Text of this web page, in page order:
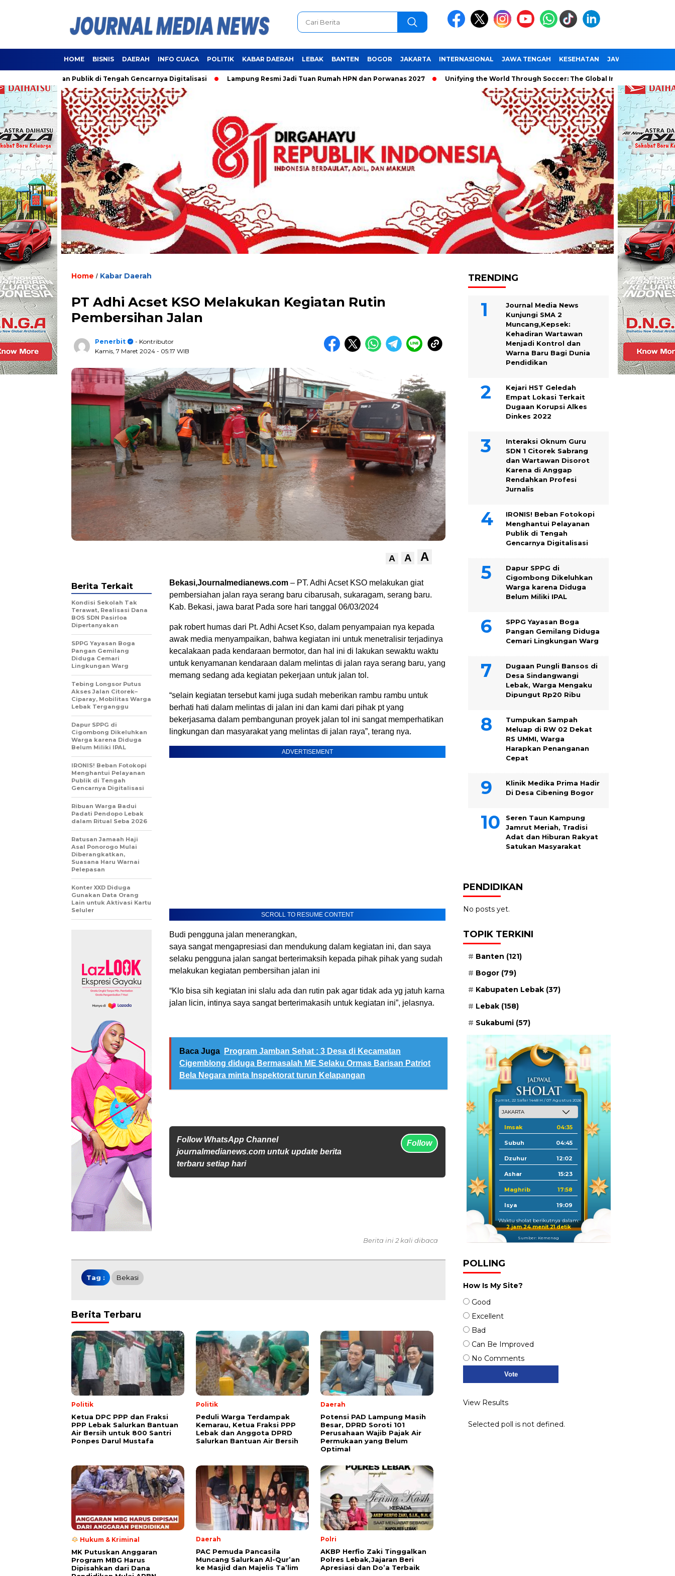
HOME BISNIS DAERAH INFO CUACA POLITIK KABAR DAERAH LEBAK BANTEN BOGOR JAKARTA INTERNASIONAL JAWA TENGAH KESEHATAN JAWA TIMUR
Publik di Tengah Gencarnya Digitalisasi Lampung Resmi Jadi Tuan Rumah HPN dan Porwanas 2027 Unifying the World Through Soccer: The Global Impact of the World Cup
Home / Kabar Daerah
PT Adhi Acset KSO Melakukan Kegiatan Rutin
Pembersihan Jalan
Penerbit
- Kontributor
Kamis, 7 Maret 2024 - 05:17 WIB
A A A
Bekasi,Journalmedianews.com – PT. Adhi Acset KSO melakukan giat
pembersiahan jalan raya serang baru cibarusah, sukaragam, serang baru.
Kab. Bekasi, jawa barat Pada sore hari tanggal 06/03/2024
pak robert humas dari Pt. Adhi Acset Kso, dalam penyampaian nya kepada
awak media menyampaikan, bahwa kegiatan ini untuk menetralisir terjadinya
kecalakaan pada kendaraan bermotor, dan hal ini di lakukan sewaktu waktu
untuk kenyamanan kendaraan dalam melintas di jalan raya serang baru, yang
memang sedang ada kegiatan pekerjaan untuk jalan tol.
“selain kegiatan tersebut kami juga sudah meberikan rambu rambu untuk
berhati hati dalam melintas di jalan ini dan kami dari pihak pt yang
bekerjasama dalam pembangunan proyek jalan tol ini sangat memperhatikan
lingkungan dan masyarakat yang melintas di jalan raya”, terang nya.
ADVERTISEMENT
SCROLL TO RESUME CONTENT
Budi pengguna jalan menerangkan,
saya sangat mengapresiasi dan mendukung dalam kegiatan ini, dan saya
selaku pengguna jalan sangat berterimaksih kepada pihak pihak yang sudah
melakukan kegiatan pembersihan jalan ini
“Klo bisa sih kegiatan ini slalu ada dan rutin pak agar tidak ada yg jatuh karna
jalan licin, intinya saya sangat berterimakasih untuk kegiatan ini”, jelasnya.
Baca Juga
Program Jamban Sehat : 3 Desa di Kecamatan
Cigemblong diduga Bermasalah ME Selaku Ormas Barisan Patriot
Bela Negara minta Inspektorat turun Kelapangan
Follow WhatsApp Channel
journalmedianews.com untuk update berita
terbaru setiap hari
Follow
Berita Terkait
Kondisi Sekolah Tak
Terawat, Realisasi Dana
BOS SDN Pasirloa
Dipertanyakan
SPPG Yayasan Boga
Pangan Gemilang
Diduga Cemari
Lingkungan Warg
Tebing Longsor Putus
Akses Jalan Citorek–
Ciparay, Mobilitas Warga
Lebak Terganggu
Dapur SPPG di
Cigombong Dikeluhkan
Warga karena Diduga
Belum Miliki IPAL
IRONIS! Beban Fotokopi
Menghantui Pelayanan
Publik di Tengah
Gencarnya Digitalisasi
Ribuan Warga Badui
Padati Pendopo Lebak
dalam Ritual Seba 2026
Ratusan Jamaah Haji
Asal Ponorogo Mulai
Diberangkatkan,
Suasana Haru Warnai
Pelepasan
Konter XXD Diduga
Gunakan Data Orang
Lain untuk Aktivasi Kartu
Seluler
Berita ini 2 kali dibaca
Tag : Bekasi
Berita Terbaru
Politik
Ketua DPC PPP dan Fraksi
PPP Lebak Salurkan Bantuan
Air Bersih untuk 800 Santri
Ponpes Darul Mustafa
Politik
Peduli Warga Terdampak
Kemarau, Ketua Fraksi PPP
Lebak dan Anggota DPRD
Salurkan Bantuan Air Bersih
Daerah
Potensi PAD Lampung Masih
Besar, DPRD Soroti 101
Perusahaan Wajib Pajak Air
Permukaan yang Belum
Optimal
Hukum & Kriminal
MK Putuskan Anggaran
Program MBG Harus
Dipisahkan dari Dana
Daerah
PAC Pemuda Pancasila
Muncang Salurkan Al-Qur’an
ke Masjid dan Majelis Ta’lim
Polri
AKBP Herfio Zaki Tinggalkan
Polres Lebak,Jajaran Beri
Apresiasi dan Do’a Terbaik
TRENDING
Journal Media News
Kunjungi SMA 2
Muncang,Kepsek:
Kehadiran Wartawan
Menjadi Kontrol dan
Warna Baru Bagi Dunia
Pendidikan
Kejari HST Geledah
Empat Lokasi Terkait
Dugaan Korupsi Alkes
Dinkes 2022
Interaksi Oknum Guru
SDN 1 Citorek Sabrang
dan Wartawan Disorot
Karena di Anggap
Rendahkan Profesi
Jurnalis
IRONIS! Beban Fotokopi
Menghantui Pelayanan
Publik di Tengah
Gencarnya Digitalisasi
Dapur SPPG di
Cigombong Dikeluhkan
Warga karena Diduga
Belum Miliki IPAL
SPPG Yayasan Boga
Pangan Gemilang Diduga
Cemari Lingkungan Warg
Dugaan Pungli Bansos di
Desa Sindangwangi
Lebak, Warga Mengaku
Dipungut Rp20 Ribu
Tumpukan Sampah
Meluap di RW 02 Dekat
RS UMMI, Warga
Harapkan Penanganan
Cepat
Klinik Medika Prima Hadir
Di Desa Cibening Bogor
Seren Taun Kampung
Jamrut Meriah, Tradisi
Adat dan Hiburan Rakyat
Satukan Masyarakat
PENDIDIKAN
No posts yet.
TOPIK TERKINI
Banten (121)
Bogor (79)
Kabupaten Lebak (37)
Lebak (158)
Sukabumi (57)
Jum'at, 22 Safar 1448 H / 07 Agustus 2026
Imsak 04:35
Subuh 04:45
Dzuhur 12:02
Ashar 15:23
Maghrib 17:58
Isya 19:09
Waktu sholat berikutnya dalam:
2 jam 24 menit 19 detik
Sumber: Kemenag
POLLING
How Is My Site?
Good
Excellent
Bad
Can Be Improved
No Comments
View Results
Selected poll is not defined.